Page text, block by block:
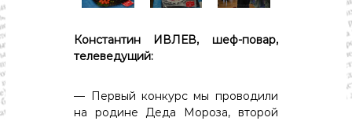
Константин ИВЛЕВ, шеф-повар,
телеведущий:
— Первый конкурс мы проводили
на родине Деда Мороза, второй